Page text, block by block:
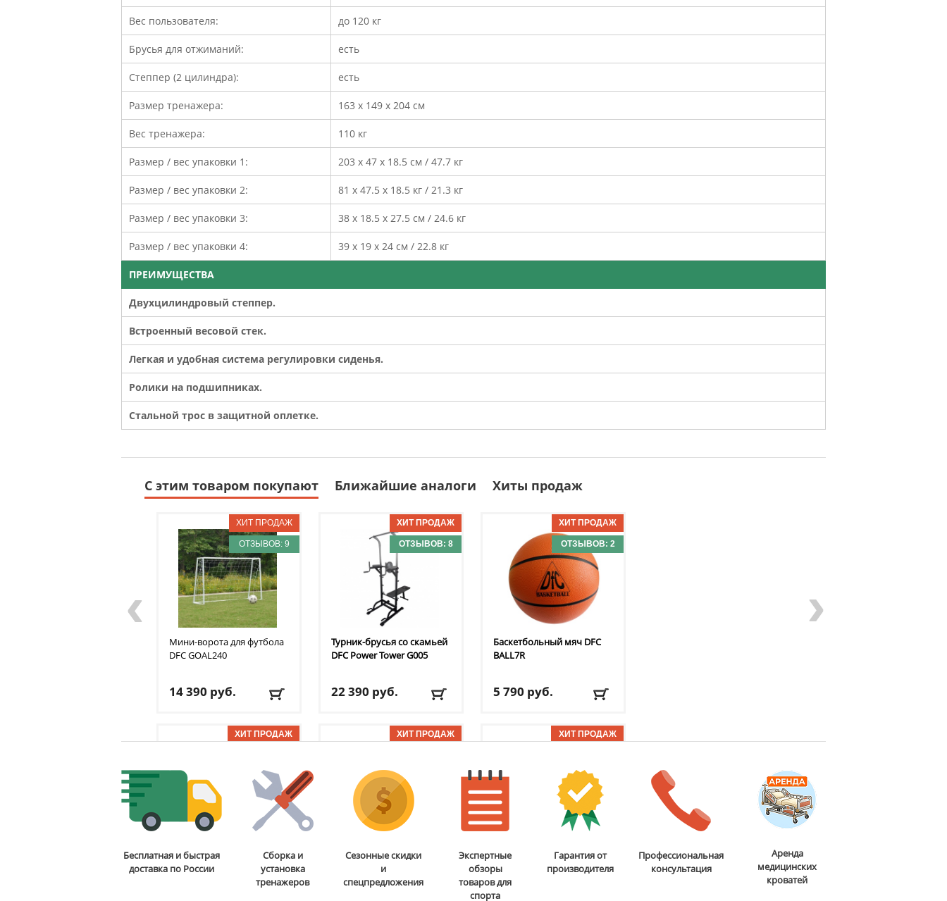
Вес пользователя: до 120 кг
Брусья для отжиманий: есть
Степпер (2 цилиндра): есть
Размер тренажера: 163 х 149 х 204 см
Вес тренажера: 110 кг
Размер / вес упаковки 1: 203 х 47 х 18.5 см / 47.7 кг
Размер / вес упаковки 2: 81 х 47.5 х 18.5 кг / 21.3 кг
Размер / вес упаковки 3: 38 х 18.5 х 27.5 см / 24.6 кг
Размер / вес упаковки 4: 39 х 19 х 24 см / 22.8 кг
ПРЕИМУЩЕСТВА
Двухцилиндровый степпер.
Встроенный весовой стек.
Легкая и удобная система регулировки сиденья.
Ролики на подшипниках.
Стальной трос в защитной оплетке.
С этим товаром покупают Ближайшие аналоги Хиты продаж
ОТЗЫВОВ: 9
Мини-ворота для футбола
DFCGOAL240
14 390 руб.
Доставка:
БЕСПЛАТНО,
2-3 дня
ОТЗЫВОВ: 8
Турник-брусья со скамьей
DFCPower Tower G005
22 390 руб.
67/86 см
Доставка: БЕСПЛАТНО,
2-3 дня
ОТЗЫВОВ: 2
Баскетбольный мяч DFC
BALL7R
5 790 руб.
оранжевый
Доставка:
795 руб., 2-3
дня
Стойка для подтягиваний
и отжиманий DFC
Power
Бита для аэрохоккея 75
B-056-003
Мобильная
баскетбольная стойка
DFC
‹ ›
Бесплатная и быстрая
доставка по России
Сборка и
установка
тренажеров
Сезонные скидки
и
спецпредложения
Экспертные
обзоры
товаров для
спорта
Гарантия от
производителя
Профессиональная
консультация
Аренда
медицинских
кроватей